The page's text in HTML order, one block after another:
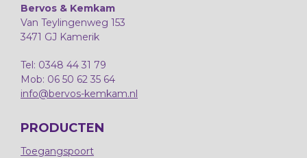
Bervos & Kemkam
Van Teylingenweg 153
3471 GJ Kamerik
Tel: 0348 44 31 79
Mob: 06 50 62 35 64
info@bervos-kemkam.nl
PRODUCTEN
Toegangspoort